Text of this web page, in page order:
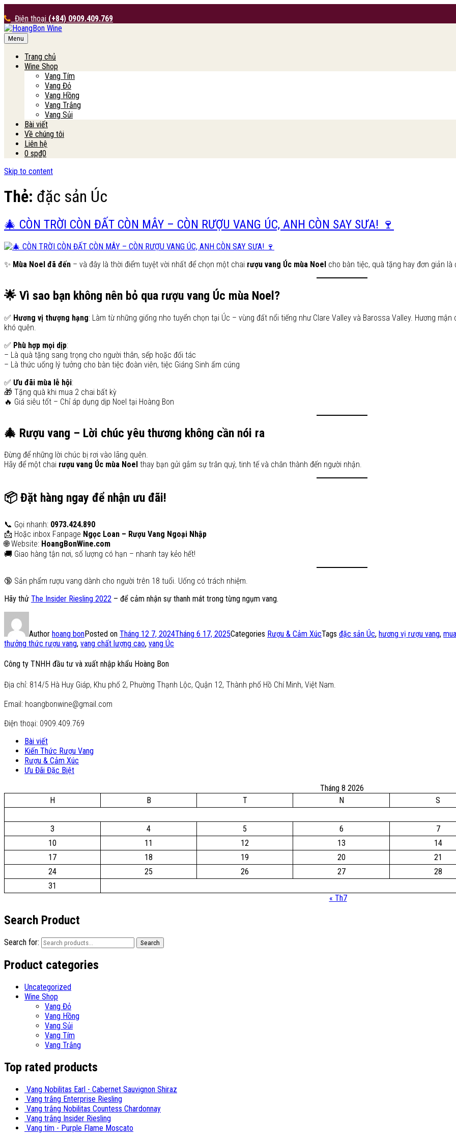
Điện thoại (+84) 0909.409.769
HoangBon Wine
Menu
Trang chủ
Wine Shop
Vang Tím
Vang Đỏ
Vang Hồng
Vang Trắng
Vang Sủi
Bài viết
Về chúng tôi
Liên hệ
0 sp₫0
Skip to content
Thẻ: đặc sản Úc
🎄 CÒN TRỜI CÒN ĐẤT CÒN MÂY – CÒN RƯỢU VANG ÚC, ANH CÒN SAY SƯA! 🍷
✨ Mùa Noel đã đến – và đây là thời điểm tuyệt vời nhất để chọn một chai rượu vang Úc mùa Noel cho bàn tiệc, quà tặng hay đơn giản
🌟 Vì sao bạn không nên bỏ qua rượu vang Úc mùa Noel?
✅ Hương vị thượng hạng: Làm từ những giống nho tuyển chọn tại Úc – vùng đất nổi tiếng như Clare Valley và Barossa Valley. Hương
khó quên.
✅ Phù hợp mọi dịp:
– Là quà tặng sang trọng cho người thân, sếp hoặc đối tác
– Là thức uống lý tưởng cho bàn tiệc đoàn viên, tiệc Giáng Sinh ấm cúng
✅ Ưu đãi mùa lễ hội:
🎁 Tặng quà khi mua 2 chai bất kỳ
🔥 Giá siêu tốt – Chỉ áp dụng dịp Noel tại Hoàng Bon
🎄 Rượu vang – Lời chúc yêu thương không cần nói ra
Đừng để những lời chúc bị rơi vào lãng quên.
Hãy để một chai rượu vang Úc mùa Noel thay bạn gửi gắm sự trân quý, tinh tế và chân thành đến người nhận.
📦 Đặt hàng ngay để nhận ưu đãi!
📞 Gọi nhanh: 0973.424.890
📩 Hoặc inbox Fanpage Ngọc Loan – Rượu Vang Ngoại Nhập
🌐 Website: HoangBonWine.com
🚚 Giao hàng tận nơi, số lượng có hạn – nhanh tay kẻo hết!
🔞 Sản phẩm rượu vang dành cho người trên 18 tuổi. Uống có trách nhiệm.
Hãy thử The Insider Riesling 2022 – để cảm nhận sự thanh mát trong từng ngụm vang.
Author hoang bonPosted on Tháng 12 7, 2024Tháng 6 17, 2025Categories Rượu & Cảm XúcTags đặc sản Úc, hương vị rượu vang,
thưởng thức rượu vang, vang chất lượng cao, vang Úc
Công ty TNHH đầu tư và xuất nhập khẩu Hoàng Bon
Địa chỉ: 814/5 Hà Huy Giáp, Khu phố 2, Phường Thạnh Lộc, Quận 12, Thành phố Hồ Chí Minh, Việt Nam.
Email: hoangbonwine@gmail.com
Điện thoại: 0909.409.769
Bài viết
Kiến Thức Rượu Vang
Rượu & Cảm Xúc
Ưu Đãi Đặc Biệt
Tháng 8 2026
H
B T N S
3
4 5 6 7
10
11 12 13 14
17
18 19 20 21
24
25 26 27 28
31
« Th7
Search Product
Search for: Search
Product categories
Uncategorized
Wine Shop
Vang Đỏ
Vang Hồng
Vang Sủi
Vang Tím
Vang Trắng
Top rated products
Vang Nobilitas Earl - Cabernet Sauvignon Shiraz
Vang trắng Enterprise Riesling
Vang trắng Nobilitas Countess Chardonnay
Vang trắng Insider Riesling
Vang tím - Purple Flame Moscato